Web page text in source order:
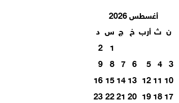
أغسطس 2026
ن ث أرب خ ج س د
1
2
3
4
5
6
7
8
9
10
11
12
13
14
15
16
17
18
19
20
21
22
23